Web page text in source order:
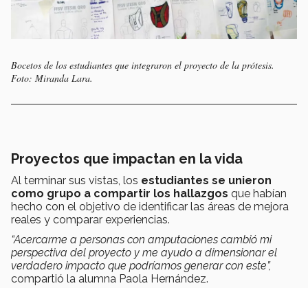
Bocetos de los estudiantes que integraron el proyecto de la prótesis.
Foto: Miranda Lara.
Proyectos que impactan en la vida
Al terminar sus vistas, los estudiantes se unieron
como grupo a compartir los hallazgos que habían
hecho con el objetivo de identificar las áreas de mejora
reales y comparar experiencias.
“Acercarme a personas con amputaciones cambió mi
perspectiva del proyecto y me ayudo a dimensionar el
verdadero impacto que podríamos generar con este”,
compartió la alumna Paola Hernández.